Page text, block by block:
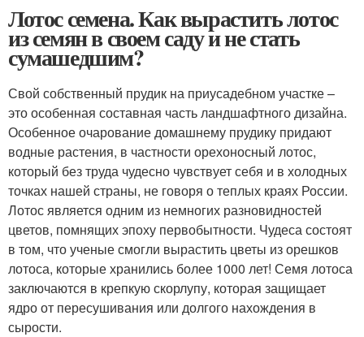
Лотос семена. Как вырастить лотос
из семян в своем саду и не стать
сумашедшим?
Свой собственный прудик на приусадебном участке –
это особенная составная часть ландшафтного дизайна.
Особенное очарование домашнему прудику придают
водные растения, в частности орехоносный лотос,
который без труда чудесно чувствует себя и в холодных
точках нашей страны, не говоря о теплых краях России.
Лотос является одним из немногих разновидностей
цветов, помнящих эпоху первобытности. Чудеса состоят
в том, что ученые смогли вырастить цветы из орешков
лотоса, которые хранились более 1000 лет! Семя лотоса
заключаются в крепкую скорлупу, которая защищает
ядро от пересушивания или долгого нахождения в
сырости.